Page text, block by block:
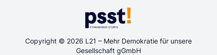
Copyright © 2026 L21 – Mehr Demokratie für unsere
Gesellschaft gGmbH